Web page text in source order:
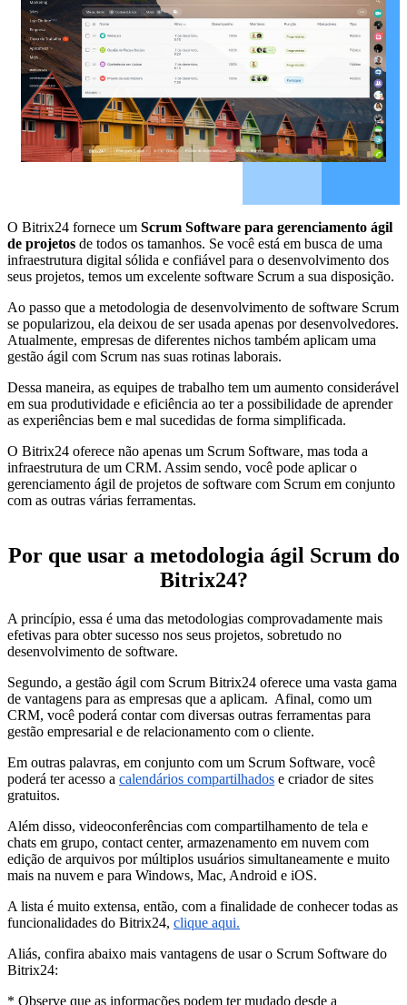
O Bitrix24 fornece um Scrum Software para gerenciamento ágil
de projetos de todos os tamanhos. Se você está em busca de uma
infraestrutura digital sólida e confiável para o desenvolvimento dos
seus projetos, temos um excelente software Scrum a sua disposição.
Ao passo que a metodologia de desenvolvimento de software Scrum
se popularizou, ela deixou de ser usada apenas por desenvolvedores.
Atualmente, empresas de diferentes nichos também aplicam uma
gestão ágil com Scrum nas suas rotinas laborais.
Dessa maneira, as equipes de trabalho tem um aumento considerável
em sua produtividade e eficiência ao ter a possibilidade de aprender
as experiências bem e mal sucedidas de forma simplificada.
O Bitrix24 oferece não apenas um Scrum Software, mas toda a
infraestrutura de um CRM. Assim sendo, você pode aplicar o
gerenciamento ágil de projetos de software com Scrum em conjunto
com as outras várias ferramentas.
Por que usar a metodologia ágil Scrum do
Bitrix24?
A princípio, essa é uma das metodologias comprovadamente mais
efetivas para obter sucesso nos seus projetos, sobretudo no
desenvolvimento de software.
Segundo, a gestão ágil com Scrum Bitrix24 oferece uma vasta gama
de vantagens para as empresas que a aplicam. Afinal, como um
CRM, você poderá contar com diversas outras ferramentas para
gestão empresarial e de relacionamento com o cliente.
Em outras palavras, em conjunto com um Scrum Software, você
poderá ter acesso a calendários compartilhados e criador de sites
gratuitos.
Além disso, videoconferências com compartilhamento de tela e
chats em grupo, contact center, armazenamento em nuvem com
edição de arquivos por múltiplos usuários simultaneamente e muito
mais na nuvem e para Windows, Mac, Android e iOS.
A lista é muito extensa, então, com a finalidade de conhecer todas as
funcionalidades do Bitrix24, clique aqui.
Aliás, confira abaixo mais vantagens de usar o Scrum Software do
Bitrix24:
* Observe que as informações podem ter mudado desde a